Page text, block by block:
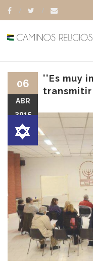
''Es muy
06
ABR
2015